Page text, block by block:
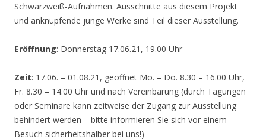
Schwarzweiß-Aufnahmen. Ausschnitte aus diesem Projekt
und anknüpfende junge Werke sind Teil dieser Ausstellung.
Eröffnung: Donnerstag 17.06.21, 19.00 Uhr
Zeit: 17.06. – 01.08.21, geöffnet Mo. – Do. 8.30 – 16.00 Uhr,
Fr. 8.30 – 14.00 Uhr und nach Vereinbarung (durch Tagungen
oder Seminare kann zeitweise der Zugang zur Ausstellung
behindert werden – bitte informieren Sie sich vor einem
Besuch sicherheitshalber bei uns!)